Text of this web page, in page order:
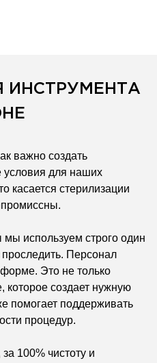
ИНСТРУМЕНТА
важно создать
условия для наших
касается стерилизации
используем строго один
Персонал
Это не только
которое создает нужную
помогает поддерживать
процедур.
100% чистоту и